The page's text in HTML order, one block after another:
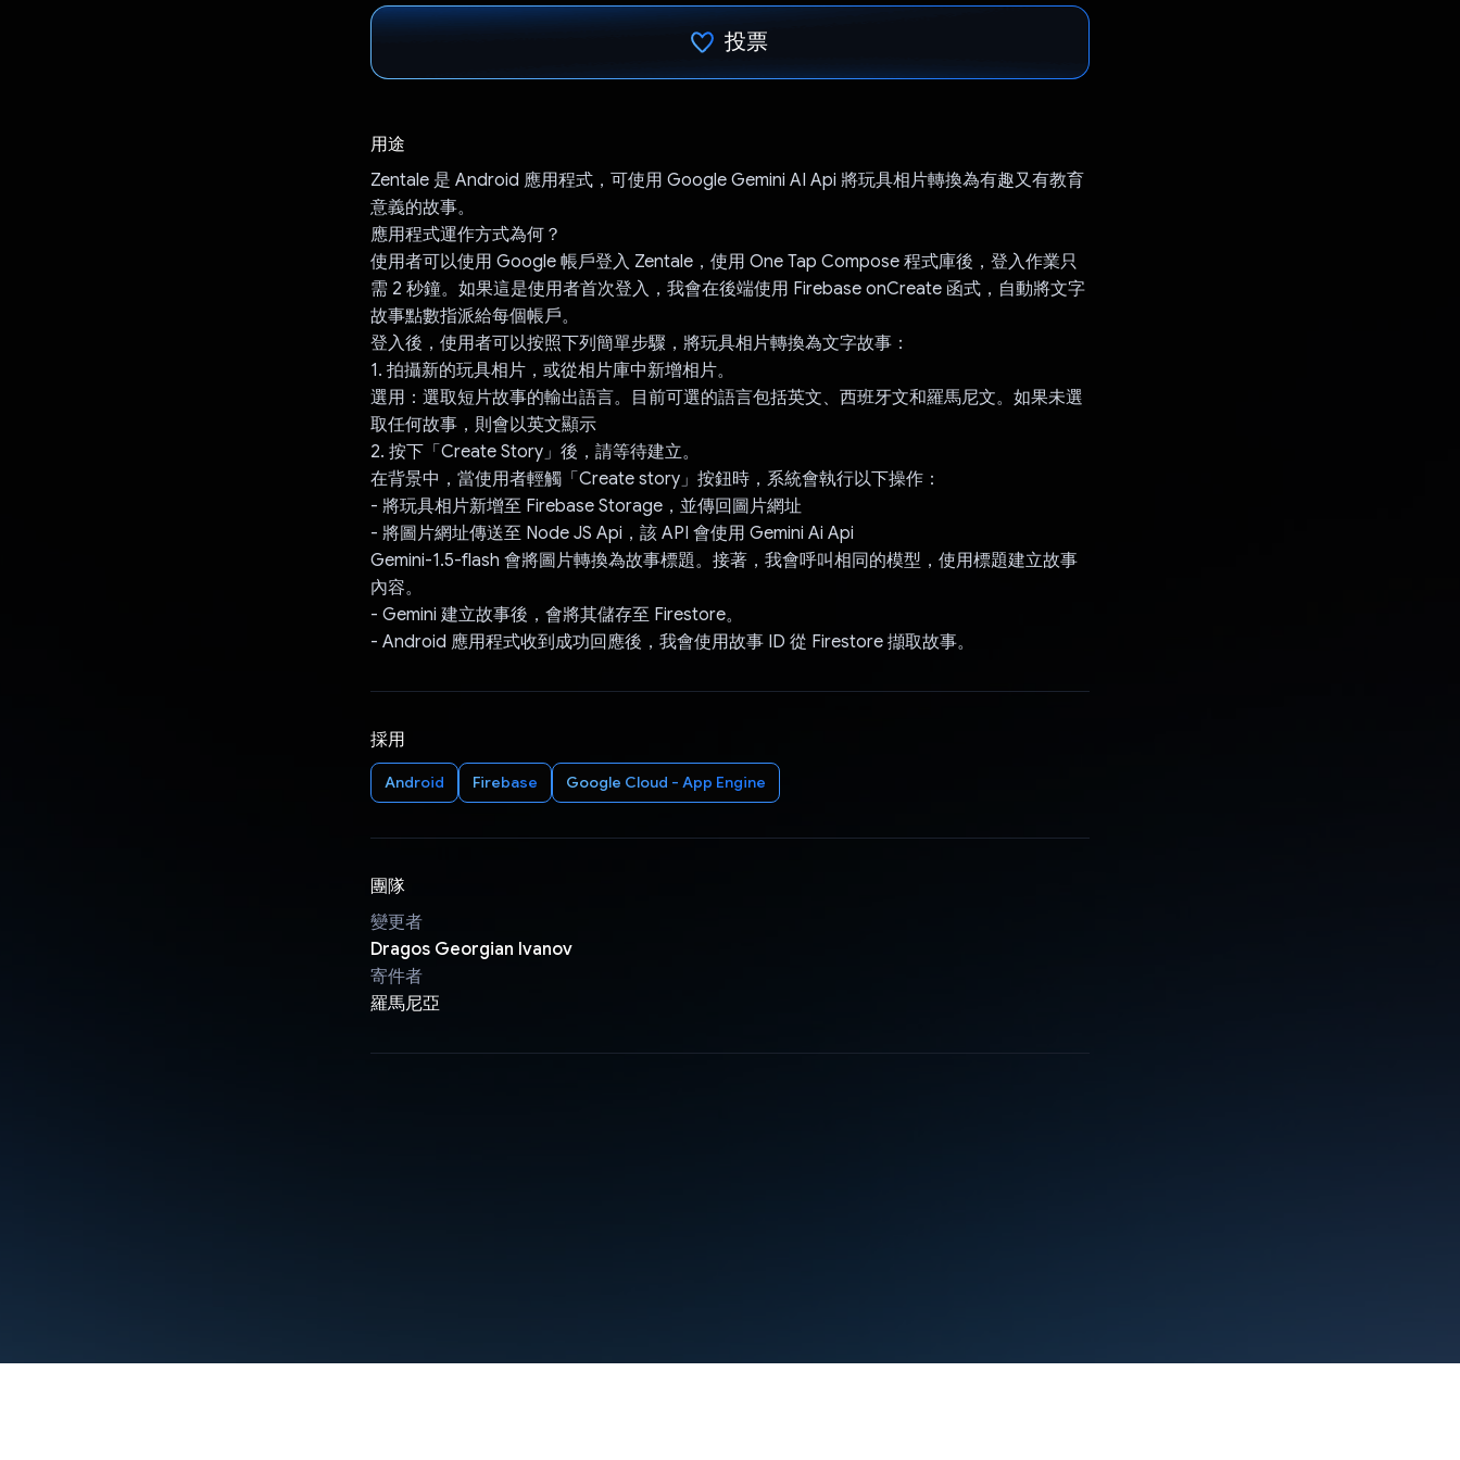
投票
用途
Zentale 是 Android 應用程式，可使用 Google Gemini AI Api 將玩具相片轉換為有趣又有教育
意義的故事。
應用程式運作方式為何？
使用者可以使用 Google 帳戶登入 Zentale，使用 One Tap Compose 程式庫後，登入作業只
需 2 秒鐘。如果這是使用者首次登入，我會在後端使用 Firebase onCreate 函式，自動將文字
故事點數指派給每個帳戶。
登入後，使用者可以按照下列簡單步驟，將玩具相片轉換為文字故事：
1. 拍攝新的玩具相片，或從相片庫中新增相片。
選用：選取短片故事的輸出語言。目前可選的語言包括英文、西班牙文和羅馬尼文。如果未選
取任何故事，則會以英文顯示
2. 按下「Create Story」後，請等待建立。
在背景中，當使用者輕觸「Create story」按鈕時，系統會執行以下操作：
- 將玩具相片新增至 Firebase Storage，並傳回圖片網址
- 將圖片網址傳送至 Node JS Api，該 API 會使用 Gemini Ai Api
Gemini-1.5-flash 會將圖片轉換為故事標題。接著，我會呼叫相同的模型，使用標題建立故事
內容。
- Gemini 建立故事後，會將其儲存至 Firestore。
- Android 應用程式收到成功回應後，我會使用故事 ID 從 Firestore 擷取故事。
採用
Android Firebase Google Cloud - App Engine
團隊
變更者
Dragos Georgian Ivanov
寄件者
羅馬尼亞